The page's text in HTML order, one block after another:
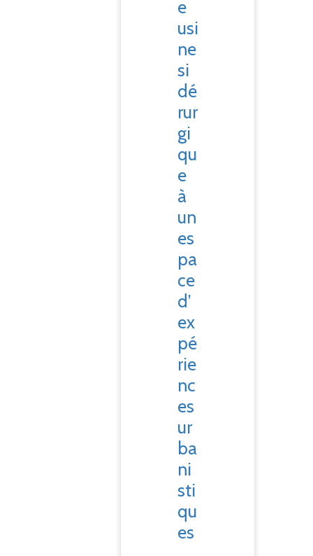
e
usi
ne
si
dé
rur
gi
qu
e
à
un
es
pa
ce
d’
ex
pé
rie
nc
es
ur
ba
ni
sti
qu
es